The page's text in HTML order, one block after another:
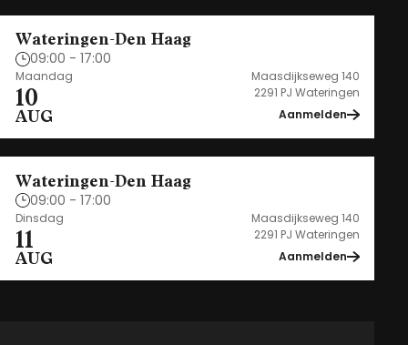
Wateringen-Den Haag
09:00 - 17:00
Maandag
10
AUG
Maasdijkseweg 140
2291 PJ Wateringen
Aanmelden
Wateringen-Den Haag
09:00 - 17:00
Dinsdag
11
AUG
Maasdijkseweg 140
2291 PJ Wateringen
Aanmelden